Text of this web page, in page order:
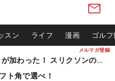
メルマガ登録
スン ライフ 漫画 ゴル
『4』が消え『R』が加わった！ スリクソンの新作
ト角で選べ！